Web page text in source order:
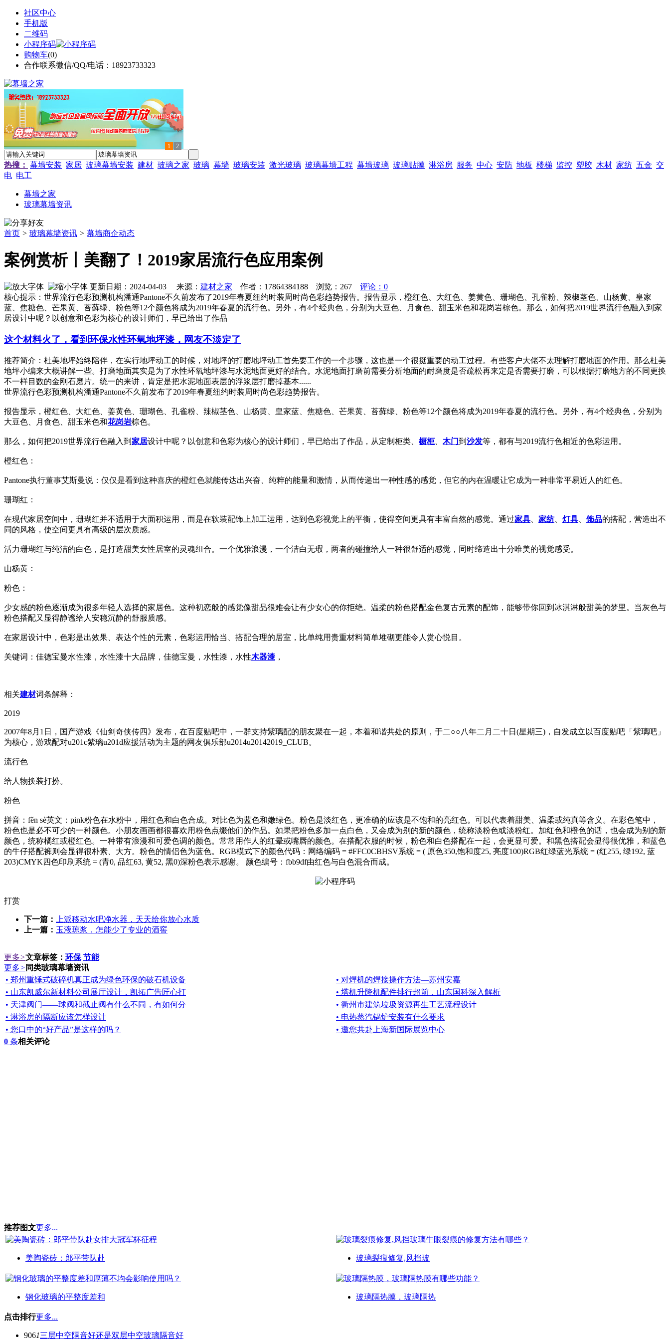
社区中心
手机版
二维码
小程序码
购物车(0)
合作联系微信/QQ/电话：18923733323
1 2
热搜： 幕墙安装 家居 玻璃幕墙安装 建材 玻璃之家 玻璃 幕墙 玻璃安装 激光玻璃 玻璃幕墙工程 幕墙玻璃 玻璃贴膜 淋浴房 服务 中心 安防 地板 楼梯 监控 塑胶 木材 家纺 五金 交
电 电工
幕墙之家
玻璃幕墙资讯
首页 > 玻璃幕墙资讯 > 幕墙商企动态
案例赏析丨美翻了！2019家居流行色应用案例
更新日期：2024-04-03 来源： 建材之家 作者：17864384188 浏览： 267
评论：0
核心提示：世界流行色彩预测机构潘通Pantone不久前发布了2019年春夏纽约时装周时尚色彩趋势报告。报告显示，橙红色、大红色、姜黄色、珊瑚色、孔雀粉、辣椒茎色、山杨黄、皇家
蓝、焦糖色、芒果黄、苔藓绿、粉色等12个颜色将成为2019年春夏的流行色。另外，有4个经典色，分别为大豆色、月食色、甜玉米色和花岗岩棕色。那么，如何把2019世界流行色融入到家
居设计中呢？以创意和色彩为核心的设计师们，早已给出了作品
这个材料火了，看到环保水性环氧地坪漆，网友不淡定了
推荐简介：杜美地坪始终陪伴，在实行地坪动工的时候，对地坪的打磨地坪动工首先要工作的一个步骤，这也是一个很挺重要的动工过程。有些客户大佬不太理解打磨地面的作用。那么杜美
地坪小编来大概讲解一些。打磨地面其实是为了水性环氧地坪漆与水泥地面更好的结合。水泥地面打磨前需要分析地面的耐磨度是否疏松再来定是否需要打磨，可以根据打磨地方的不同更换
不一样目数的金刚石磨片。统一的来讲，肯定是把水泥地面表层的浮浆层打磨掉基本......
世界流行色彩预测机构潘通Pantone不久前发布了2019年春夏纽约时装周时尚色彩趋势报告。
报告显示，橙红色、大红色、姜黄色、珊瑚色、孔雀粉、辣椒茎色、山杨黄、皇家蓝、焦糖色、芒果黄、苔藓绿、粉色等12个颜色将成为2019年春夏的流行色。另外，有4个经典色，分别为
大豆色、月食色、甜玉米色和花岗岩棕色。
那么，如何把2019世界流行色融入到 家居设计中呢？以创意和色彩为核心的设计师们，早已给出了作品，从定制柜类、 橱柜、 木门到 沙发等，都有与2019流行色相近的色彩运用。
橙红色：
Pantone执行董事艾斯曼说：仅仅是看到这种喜庆的橙红色就能传达出兴奋、纯粹的能量和激情，从而传递出一种性感的感觉，但它的内在温暖让它成为一种非常平易近人的红色。
珊瑚红：
在现代家居空间中，珊瑚红并不适用于大面积运用，而是在软装配饰上加工运用，达到色彩视觉上的平衡，使得空间更具有丰富自然的感觉。通过家具 家纺、 灯具 、饰品的搭配，营造出不
同的风格，使空间更具有高级的层次质感。
活力珊瑚红与纯洁的白色，是打造甜美女性居室的灵魂组合。一个优雅浪漫，一个洁白无瑕，两者的碰撞给人一种很舒适的感觉，同时缔造出十分唯美的视觉感受。
山杨黄：
粉色：
少女感的粉色逐渐成为很多年轻人选择的家居色。这种初恋般的感觉像甜品很难会让有少女心的你拒绝。温柔的粉色搭配金色复古元素的配饰，能够带你回到冰淇淋般甜美的梦里。当灰色与
粉色搭配又显得静谧给人安稳沉静的舒服质感。
在家居设计中，色彩是出效果、表达个性的元素，色彩运用恰当、搭配合理的居室，比单纯用贵重材料简单堆砌更能令人赏心悦目。
关键词：佳德宝曼水性漆，水性漆十大品牌，佳德宝曼，水性漆，水性木器漆 ，
相关建材词条解释：
2019
2007年8月1日，国产游戏《仙剑奇侠传四》发布，在百度贴吧中，一群支持紫璃配的朋友聚在一起，本着和谐共处的原则，于二○○八年二月二十日(星期三)，自发成立以百度贴吧「紫璃吧」
为核心，游戏配对u201c紫璃u201d应援活动为主题的网友俱乐部u2014u20142019_CLUB。
流行色
给人物换装打扮。
粉色
拼音：fěn sè英文：pink粉色在水粉中，用红色和白色合成。对比色为蓝色和嫩绿色。粉色是淡红色，更准确的应该是不饱和的亮红色。可以代表着甜美、温柔或纯真等含义。在彩色笔中，
粉色也是必不可少的一种颜色。小朋友画画都很喜欢用粉色点缀他们的作品。如果把粉色多加一点白色，又会成为别的新的颜色，统称淡粉色或淡粉红。加红色和橙色的话，也会成为别的新
颜色，统称橘红或橙红色。一种带有浪漫和可爱色调的颜色。常常用作人的红晕或嘴唇的颜色。在搭配衣服的时候，粉色和白色搭配在一起，会更显可爱。和黑色搭配会显得很优雅，和蓝色
的牛仔搭配裤则会显得很朴素、大方。粉色的情侣色为蓝色。RGB模式下的颜色代码：网络编码 = #FFC0CBHSV系统 = ( 原色350,饱和度25, 亮度100)RGB红绿蓝光系统 = (红255, 绿192, 蓝
203)CMYK四色印刷系统 = (青0, 品红63, 黄52, 黑0)深粉色表示感谢。 颜色编号：fbb9df由红色与白色混合而成。
打赏
下一篇：
上派移动水吧净水器，天天给你放心水质
上一篇： 玉液琼浆，怎能少了专业的酒窖
更多>文章标签： 环保 节能
更多> 同类玻璃幕墙资讯
• 郑州重锤式破碎机真正成为绿色环保的破石机设备
• 对焊机的焊接操作方法—苏州安嘉
• 山东凯威尔新材料公司展厅设计，凯拓广告匠心打
• 塔机升降机配件排行超前，山东国科深入解析
• 天津阀门——球阀和截止阀有什么不同，有如何分
• 衢州市建筑垃圾资源再生工艺流程设计
• 淋浴房的隔断应该怎样设计
• 电热蒸汽锅炉安装有什么要求
• 您口中的“好产品”是这样的吗？
• 邀您共赴上海新国际展览中心
0 条相关评论
推荐图文更多...
美陶瓷砖：郎平带队赴 玻璃裂痕修复,风挡玻
钢化玻璃的平整度差和 玻璃隔热膜，玻璃隔热
点击排行更多...
9061三层中空隔音好还是双层中空玻璃隔音好